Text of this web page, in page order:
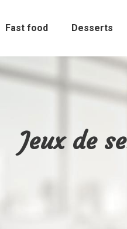
Fast food Desserts
Jeux de